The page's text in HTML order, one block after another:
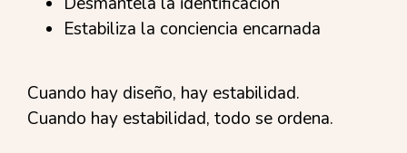
Estabiliza la conciencia encarnada
Cuando hay diseño, hay estabilidad.
Cuando hay estabilidad, todo se ordena.